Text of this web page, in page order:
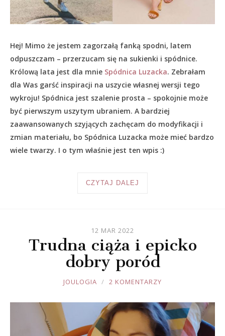
Hej! Mimo że jestem zagorzałą fanką spodni, latem
odpuszczam – przerzucam się na sukienki i spódnice.
Królową lata jest dla mnie Spódnica Luzacka. Zebrałam
dla Was garść inspiracji na uszycie własnej wersji tego
wykroju! Spódnica jest szalenie prosta – spokojnie może
być pierwszym uszytym ubraniem. A bardziej
zaawansowanych szyjących zachęcam do modyfikacji i
zmian materiału, bo Spódnica Luzacka może mieć bardzo
wiele twarzy. I o tym właśnie jest ten wpis :)
CZYTAJ DALEJ
12 MAR 2022
Trudna ciąża i epicko
dobry poród
JOULE
JOULOGIA 2 KOMENTARZY